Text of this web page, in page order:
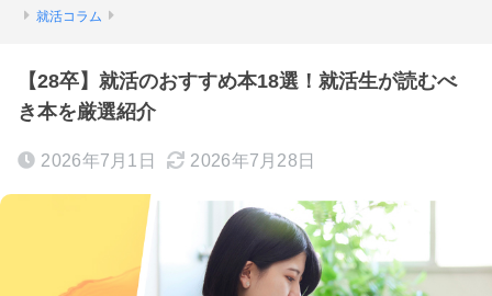
就活コラム
【28卒】就活のおすすめ本18選！就活生が読むべ
き本を厳選紹介
2026年7月1日 2026年7月28日